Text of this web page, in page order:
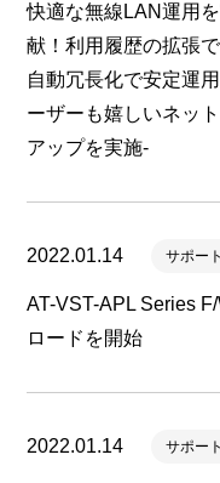
快適な無線LAN運用
献！利用履歴の拡張
自動冗長化で安定運
ーザーも嬉しいネッ
アップを実施-
2022.01.14 サポー
AT-VST-APL Series
ロードを開始
2022.01.14 サポー